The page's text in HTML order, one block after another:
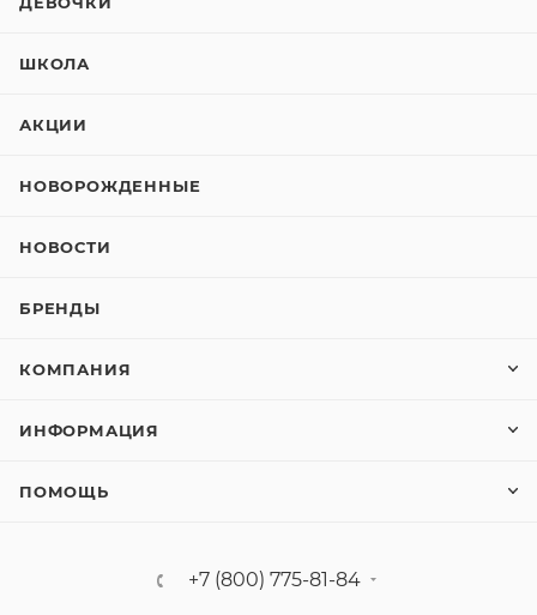
ШКОЛА
АКЦИИ
НОВОРОЖДЕННЫЕ
НОВОСТИ
БРЕНДЫ
КОМПАНИЯ
ИНФОРМАЦИЯ
ПОМОЩЬ
+7 (800) 775-81-84